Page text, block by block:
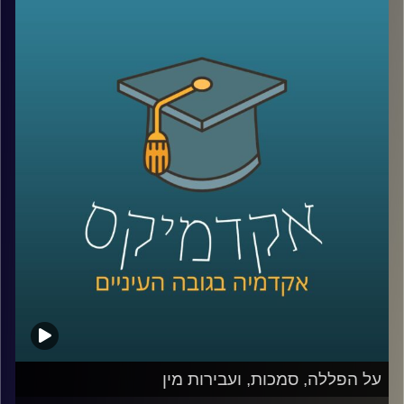
לדיון בכל העולם, אבל מרגיש שבתקופה
האחרונה במדינתנו הקטנה והדמוקרטיה
הצעירה – ישראל, הסוגיות הללו בוערות עוד
פרופ' יניב רוזנאי, חוקר משפט חוקתי ומשפט
חוקתי השוואתי מביה"ס הארי רדזינר למשפטים
באוניברסיטת ריימן, חקר את אחת הדוקטרינות
המעניינות ביותר בהקשר לכל הסוגיות הנ"ל
(וסוגיות נוספות ומסקרנות) – דוקטרינת "התיקון
מוזמנים להצטרף לשעה מרתקת, ולהבין מה
על הפללה, סמכות, ועבירות מין